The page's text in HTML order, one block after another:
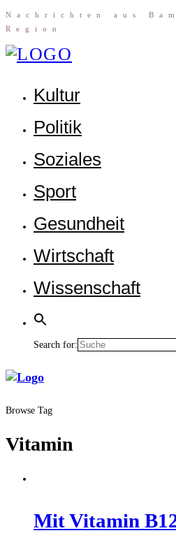
Nach­rich­ten aus
Region
Kul­tur
Poli­tik
Sozia­les
Sport
Gesund­heit
Wirt­schaft
Wis­sen­schaft
Search for:
Browse Tag
Vitamin
Mit Vit­amin